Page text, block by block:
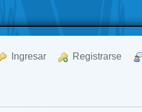
Ingresar Registrarse